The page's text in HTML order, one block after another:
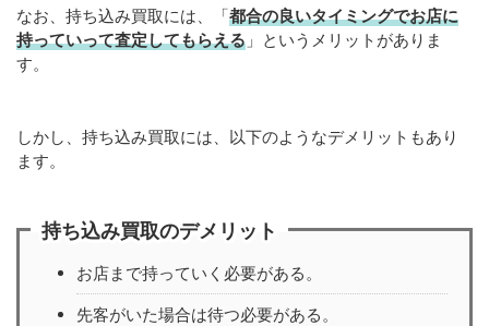
なお、持ち込み買取には、「都合の良いタイミングでお店に
持っていって査定してもらえる 」というメリットがありま
す。
しかし、持ち込み買取には、以下のようなデメリットもあり
ます。
持ち込み買取のデメリット
お店まで持っていく必要がある。
先客がいた場合は待つ必要がある。